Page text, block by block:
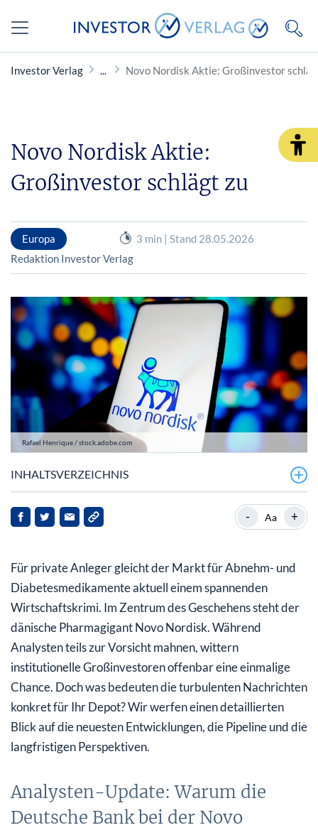
Investor Verlag Novo Nordisk Aktie: Großinvestor
Novo Nordisk Aktie:
Großinvestor schlägt zu
Europa
3 min | Stand 28.05.2026
Redaktion Investor Verlag
Rafael Henrique / stock.adobe.com
INHALTSVERZEICHNIS
Analysten-Update: Warum die Deutsche Bank bei der
Novo Nordisk Aktie auf die Bremse tritt
Novo Nordisk Aktie gegen Eli Lilly behauptet
Frischer Wind durch FDA-Zulassung und eine prall
gefüllte Forschungspipeline
Smart Money positioniert sich: US-
Vermögensverwalter stockt massiv auf
Performance im Einklang?
- Aa +
Für private Anleger gleicht der Markt für Abnehm- und
Diabetesmedikamente aktuell einem spannenden
Wirtschaftskrimi. Im Zentrum des Geschehens steht der
dänische Pharmagigant Novo Nordisk. Während
Analysten teils zur Vorsicht mahnen, wittern
institutionelle Großinvestoren offenbar eine einmalige
Chance. Doch was bedeuten die turbulenten Nachrichten
konkret für Ihr Depot? Wir werfen einen detaillierten
Blick auf die neuesten Entwicklungen, die Pipeline und die
langfristigen Perspektiven.
Analysten-Update: Warum die
Deutsche Bank bei der Novo